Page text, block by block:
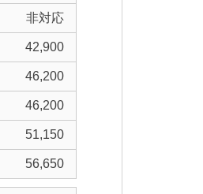
非対応
42,900
46,200
46,200
51,150
56,650